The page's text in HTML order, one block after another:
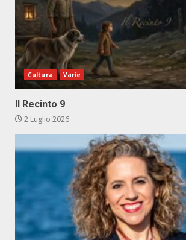
Cultura Varie
Il Recinto 9
2 Luglio 2026